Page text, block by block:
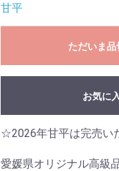
甘平
ただいま品
お気に
☆2026年甘平は完売い
愛媛県オリジナル高級